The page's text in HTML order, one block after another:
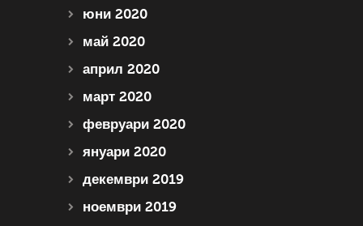
юни 2020
май 2020
април 2020
март 2020
февруари 2020
януари 2020
декември 2019
ноември 2019